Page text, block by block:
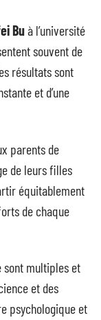
Buà l’université
souvent de
résultats sont
et d’une
parents de
de leurs filles
équitablement
de chaque
sont multiples et
et des
psychologique et